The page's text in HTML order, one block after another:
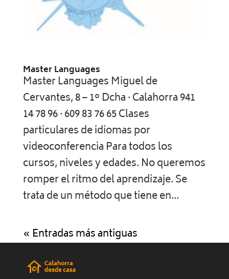
Master Languages
Master Languages Miguel de
Cervantes, 8 – 1º Dcha · Calahorra 941
14 78 96 · 609 83 76 65 Clases
particulares de idiomas por
videoconferencia Para todos los
cursos, niveles y edades. No queremos
romper el ritmo del aprendizaje. Se
trata de un método que tiene en...
« Entradas más antiguas